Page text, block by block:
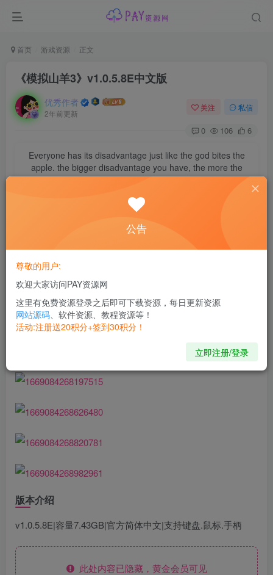
首页 游戏资源 正文
《模拟山羊3》v1.0.5.8E中文版
优秀作者
2年前更新
关注 私信
0 106 6
Everyone has its disadvantage just like the god bites the
apple. the bigger disadvantage you have, the more the
god appreciate it.
上帝特别喜欢他的芬芳
世界，在极具真实感的农场沙盒场景中体验一场全新冒险。
最多可邀请三位好友进行本地游戏或线上合作，既可组队厮
杀，也能在小游戏中拼个你死我活，当然，恐怕从此连朋友
都没得做。
版本介绍
v1.0.5.8E|容量7.43GB|官方简体中文|支持键盘.鼠标.手柄
此处内容已隐藏，黄金会员可见
公告
尊敬的用户:
欢迎大家访问PAY资源网
这里有免费资源登录之后即可下载资源，每日更新资源
网站源码、软件资源、教程资源等！
活动:注册送20积分+签到30积分！
立即注册/登录